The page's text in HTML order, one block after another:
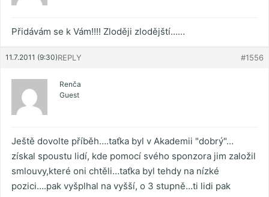
Přidávám se k Vám!!!! Zloději zlodějští……
11.7.2011 (9:30) #1556
REPLY
Renča
Guest
Ještě dovolte příběh….taťka byl v Akademii "dobrý"…
získal spoustu lidí, kde pomocí svého sponzora jim založil
smlouvy,které oni chtěli…taťka byl tehdy na nízké
pozici….pak vyšplhal na vyšší, o 3 stupně…ti lidi pak